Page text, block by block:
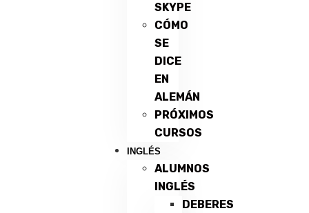
SKYPE
CÓMO
SE
DICE
EN
ALEMÁN
PRÓXIMOS
CURSOS
INGLÉS
ALUMNOS
INGLÉS
DEBERES